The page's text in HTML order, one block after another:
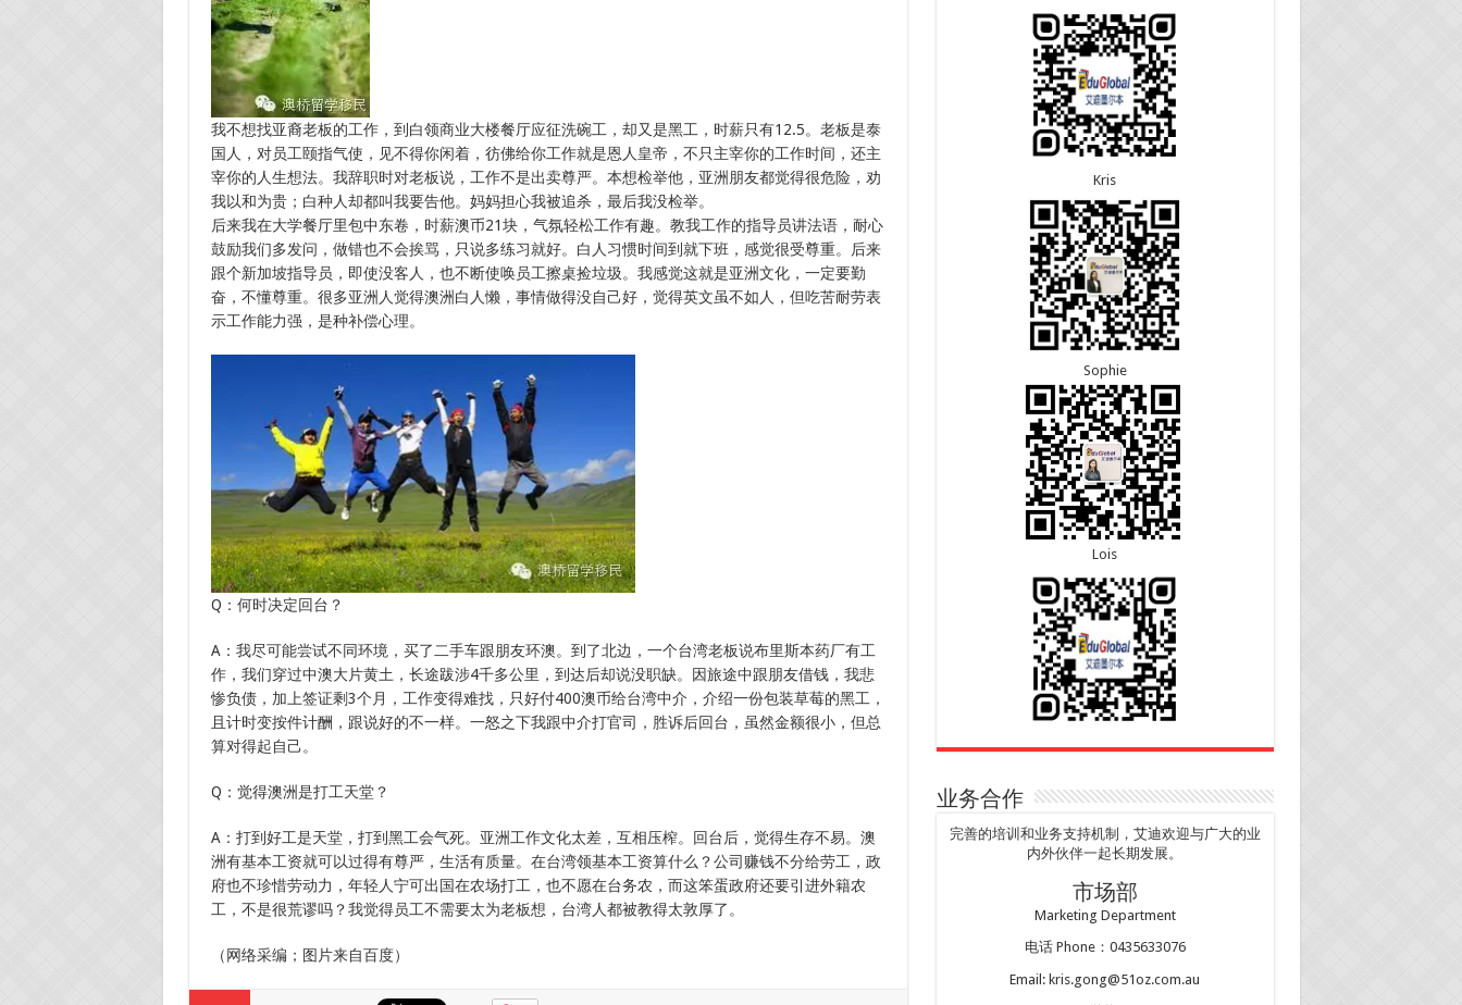
我不想找亚裔老板的工作，到白领商业大楼餐厅应征洗碗工，却又是黑工，时薪只有12.5。老板是泰
国人，对员工颐指气使，见不得你闲着，彷佛给你工作就是恩人皇帝，不只主宰你的工作时间，还主
宰你的人生想法。我辞职时对老板说，工作不是出卖尊严。本想检举他，亚洲朋友都觉得很危险，劝
我以和为贵；白种人却都叫我要告他。妈妈担心我被追杀，最后我没检举。
后来我在大学餐厅里包中东卷，时薪澳币21块，气氛轻松工作有趣。教我工作的指导员讲法语，耐心
鼓励我们多发问，做错也不会挨骂，只说多练习就好。白人习惯时间到就下班，感觉很受尊重。后来
跟个新加坡指导员，即使没客人，也不断使唤员工擦桌捡垃圾。我感觉这就是亚洲文化，一定要勤
奋，不懂尊重。很多亚洲人觉得澳洲白人懒，事情做得没自己好，觉得英文虽不如人，但吃苦耐劳表
示工作能力强，是种补偿心理。
Q：何时决定回台？
A：我尽可能尝试不同环境，买了二手车跟朋友环澳。到了北边，一个台湾老板说布里斯本药厂有工
作，我们穿过中澳大片黄土，长途跋涉4千多公里，到达后却说没职缺。因旅途中跟朋友借钱，我悲
惨负债，加上签证剩3个月，工作变得难找，只好付400澳币给台湾中介，介绍一份包装草莓的黑工，
且计时变按件计酬，跟说好的不一样。一怒之下我跟中介打官司，胜诉后回台，虽然金额很小，但总
算对得起自己。
Q：觉得澳洲是打工天堂？
A：打到好工是天堂，打到黑工会气死。亚洲工作文化太差，互相压榨。回台后，觉得生存不易。澳
洲有基本工资就可以过得有尊严，生活有质量。在台湾领基本工资算什么？公司赚钱不分给劳工，政
府也不珍惜劳动力，年轻人宁可出国在农场打工，也不愿在台务农，而这笨蛋政府还要引进外籍农
工，不是很荒谬吗？我觉得员工不需要太为老板想，台湾人都被教得太敦厚了。
（网络采编；图片来自百度）
6.30恭喜新疆的赵女士155居住返回签证顺利下签！
6.30恭喜江苏的万女士夫妇870签证顺利下签！
6.24恭喜河北的张同学500学生签证顺利下签！
6.24恭喜山东的胡女士600旅游签证顺利下签，三年
Kris
Sophie
Lois
业务合作
完善的培训和业务支持机制，艾迪欢迎与广大的业
内外伙伴一起长期发展。
市场部
Marketing Department
电话 Phone：0435633076
Email: kris.gong@51oz.com.au